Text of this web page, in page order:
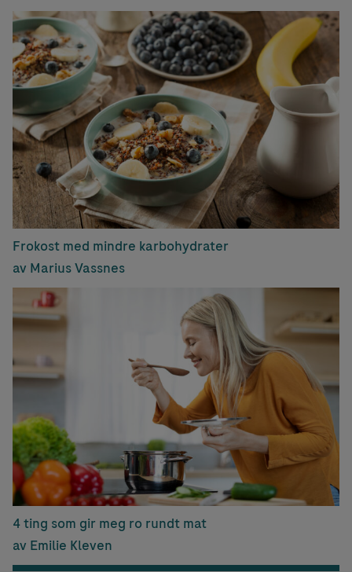
Frokost med mindre karbohydrater
av Marius Vassnes
4 ting som gir meg ro rundt mat
av Emilie Kleven